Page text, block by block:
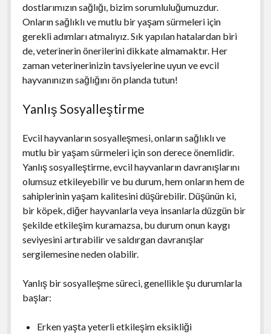
dostlarımızın sağlığı, bizim sorumluluğumuzdur.
Onların sağlıklı ve mutlu bir yaşam sürmeleri için
gerekli adımları atmalıyız. Sık yapılan hatalardan biri
de, veterinerin önerilerini dikkate almamaktır. Her
zaman veterinerinizin tavsiyelerine uyun ve evcil
hayvanınızın sağlığını ön planda tutun!
Yanlış Sosyalleştirme
Evcil hayvanların sosyalleşmesi, onların sağlıklı ve
mutlu bir yaşam sürmeleri için son derece önemlidir.
Yanlış sosyalleştirme, evcil hayvanların davranışlarını
olumsuz etkileyebilir ve bu durum, hem onların hem de
sahiplerinin yaşam kalitesini düşürebilir. Düşünün ki,
bir köpek, diğer hayvanlarla veya insanlarla düzgün bir
şekilde etkileşim kuramazsa, bu durum onun kaygı
seviyesini artırabilir ve saldırgan davranışlar
sergilemesine neden olabilir.
Yanlış bir sosyalleşme süreci, genellikle şu durumlarla
başlar:
Erken yaşta yeterli etkileşim eksikliği